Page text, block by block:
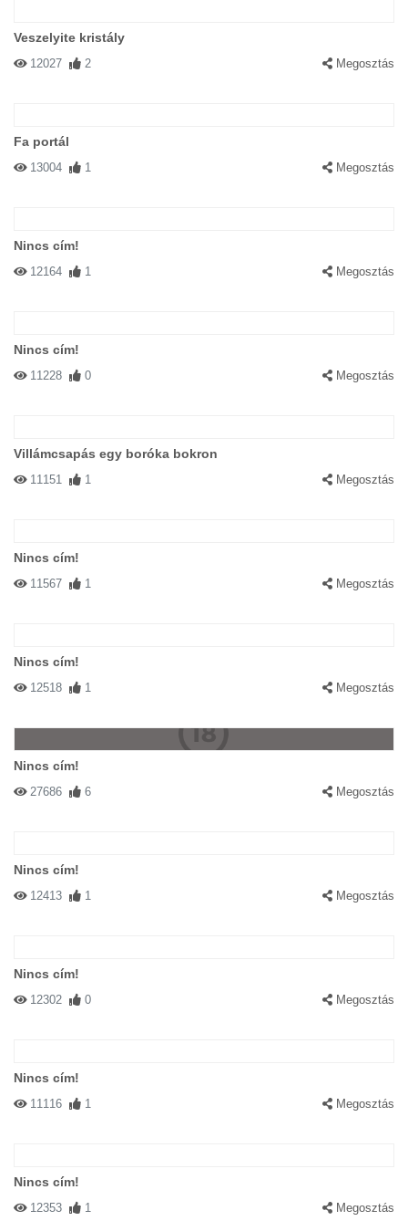
Veszelyite kristály
12027 2 Megosztás
Fa portál
13004 1 Megosztás
Nincs cím!
12164 1 Megosztás
Nincs cím!
11228 0 Megosztás
Villámcsapás egy boróka bokron
11151 1 Megosztás
Nincs cím!
11567 1 Megosztás
Nincs cím!
12518 1 Megosztás
Nincs cím!
27686 6 Megosztás
Nincs cím!
12413 1 Megosztás
Nincs cím!
12302 0 Megosztás
Nincs cím!
11116 1 Megosztás
Nincs cím!
12353 1 Megosztás